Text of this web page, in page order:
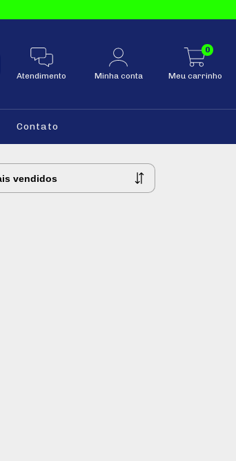
Atendimento Minha conta Meu carrinho
0
Contato